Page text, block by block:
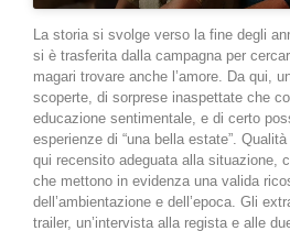
La storia si svolge verso la fine degli
si è trasferita dalla campagna per
magari trovare anche l’amore. Da qui,
scoperte, di sorprese inaspettate che
educazione sentimentale, e di certo
esperienze di “una bella estate”.
qui recensito adeguata alla situazione,
che mettono in evidenza una valida
dell’ambientazione e dell’epoca. Gli
trailer, un’intervista alla regista e alle